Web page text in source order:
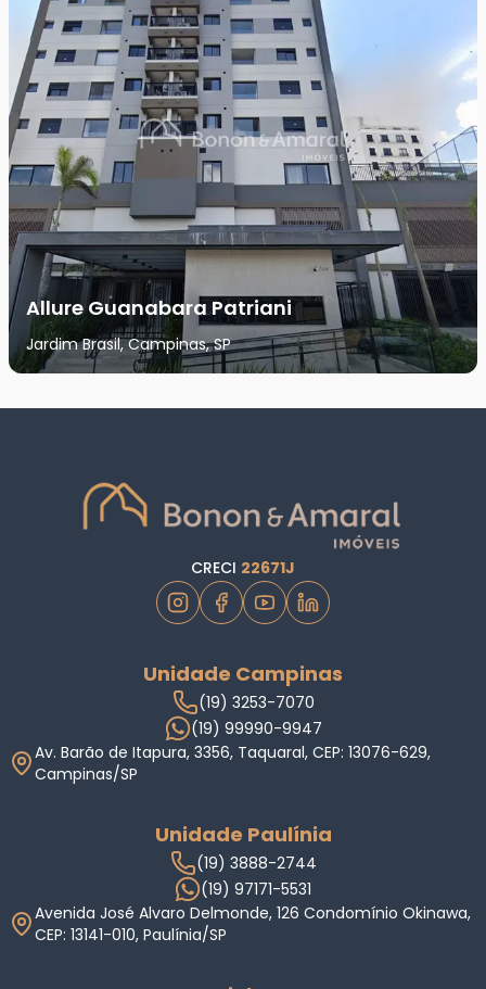
Allure Guanabara Patriani
Jardim Brasil, Campinas, SP
CRECI 22671J
Unidade Campinas
(19) 3253-7070
(19) 99990-9947
Av. Barão de Itapura, 3356, Taquaral, CEP: 13076-629,
Campinas/SP
Unidade Paulínia
(19) 3888-2744
(19) 97171-5531
Avenida José Alvaro Delmonde, 126 Condomínio Okinawa,
CEP: 13141-010, Paulínia/SP